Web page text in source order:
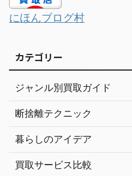
にほんブログ村
カテゴリー
ジャンル別買取ガイド
断捨離テクニック
暮らしのアイデア
買取サービス比較